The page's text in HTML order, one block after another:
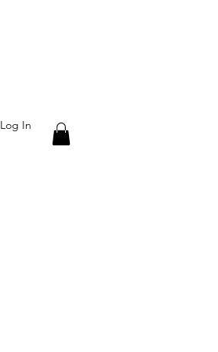
Log In